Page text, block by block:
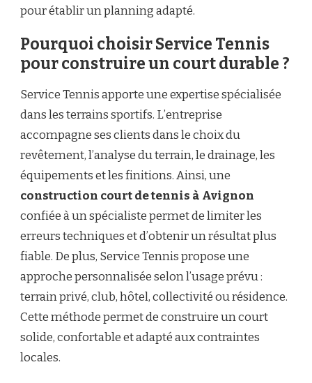
pour établir un planning adapté.
Pourquoi choisir Service Tennis
pour construire un court durable ?
Service Tennis apporte une expertise spécialisée
dans les terrains sportifs. L’entreprise
accompagne ses clients dans le choix du
revêtement, l’analyse du terrain, le drainage, les
équipements et les finitions. Ainsi, une
construction court de tennis à Avignon
confiée à un spécialiste permet de limiter les
erreurs techniques et d’obtenir un résultat plus
fiable. De plus, Service Tennis propose une
approche personnalisée selon l’usage prévu :
terrain privé, club, hôtel, collectivité ou résidence.
Cette méthode permet de construire un court
solide, confortable et adapté aux contraintes
locales.